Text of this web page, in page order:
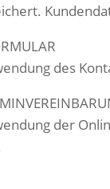
des
der